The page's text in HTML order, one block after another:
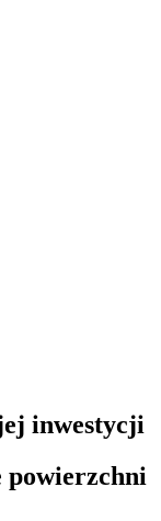
inwestycji
powierzchni